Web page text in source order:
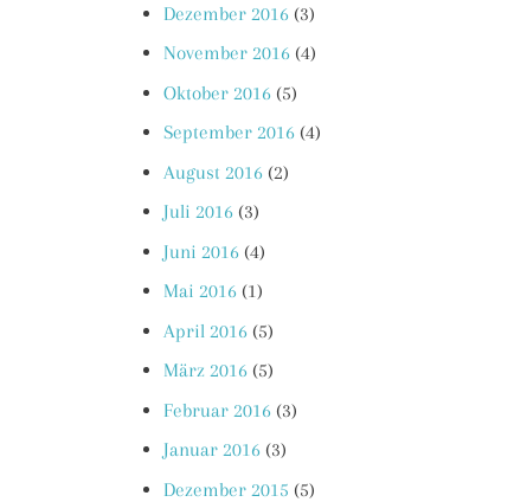
Dezember 2016 (3)
November 2016 (4)
Oktober 2016 (5)
September 2016 (4)
August 2016 (2)
Juli 2016 (3)
Juni 2016 (4)
Mai 2016 (1)
April 2016 (5)
März 2016 (5)
Februar 2016 (3)
Januar 2016 (3)
Dezember 2015 (5)